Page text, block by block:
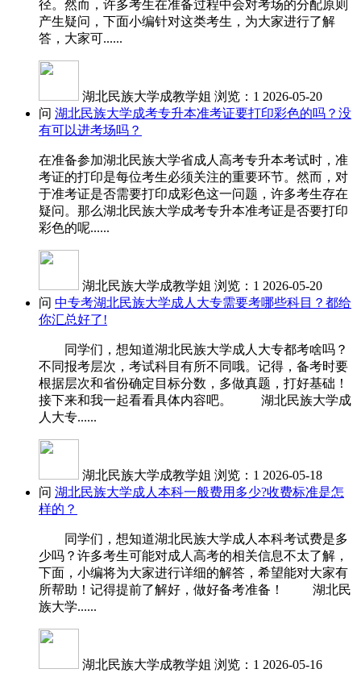
径。然而，许多考生在准备过程中会对考场的分配原则
产生疑问，下面小编针对这类考生，为大家进行了解
答，大家可......
湖北民族大学成教学姐 浏览：1 2026-05-20
问 湖北民族大学成考专升本准考证要打印彩色的吗？没
有可以进考场吗？
在准备参加湖北民族大学省成人高考专升本考试时，准
考证的打印是每位考生必须关注的重要环节。然而，对
于准考证是否需要打印成彩色这一问题，许多考生存在
疑问。那么湖北民族大学成考专升本准考证是否要打印
彩色的呢......
湖北民族大学成教学姐 浏览：1 2026-05-20
问 中专考湖北民族大学成人大专需要考哪些科目？都给
你汇总好了!
同学们，想知道湖北民族大学成人大专都考啥吗？
不同报考层次，考试科目有所不同哦。记得，备考时要
根据层次和省份确定目标分数，多做真题，打好基础！
接下来和我一起看看具体内容吧。 湖北民族大学成
人大专......
湖北民族大学成教学姐 浏览：1 2026-05-18
问 湖北民族大学成人本科一般费用多少?收费标准是怎
样的？
同学们，想知道湖北民族大学成人本科考试费是多
少吗？许多考生可能对成人高考的相关信息不太了解，
下面，小编将为大家进行详细的解答，希望能对大家有
所帮助！记得提前了解好，做好备考准备！ 湖北民
族大学......
湖北民族大学成教学姐 浏览：1 2026-05-16